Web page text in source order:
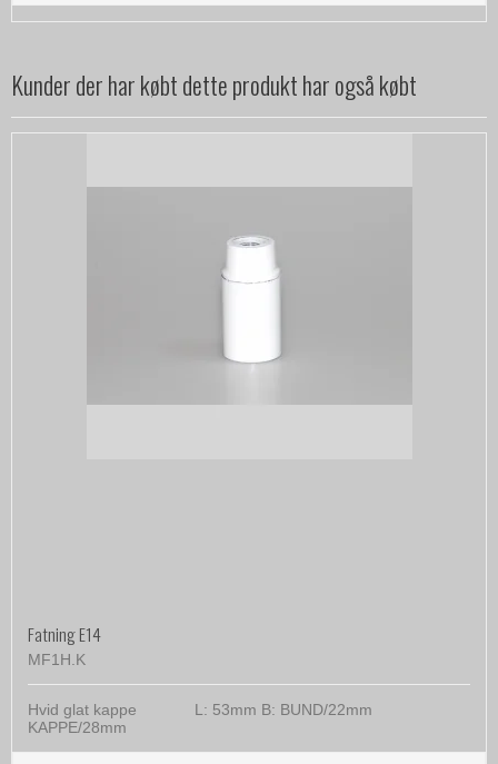
Kunder der har købt dette produkt har også købt
Fatning E14
MF1H.K
Hvid glat kappe L: 53mm B: BUND/22mm
KAPPE/28mm